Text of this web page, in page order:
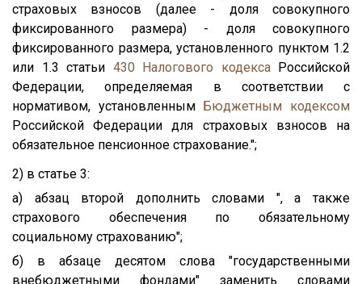
страховых взносов (далее - доля совокупного
фиксированного размера) - доля совокупного
фиксированного размера, установленного пунктом 1.2
или 1.3 статьи 430 Налогового кодексаРоссийской
Федерации, определяемая в соответствии с
нормативом, установленным Бюджетным кодексом
Российской Федерации для страховых взносов на
обязательное пенсионное страхование.";
2) в статье 3:
а) абзац второй дополнить словами ", а также
страхового обеспечения по обязательному
социальному страхованию";
б) в абзаце десятом слова "государственными
внебюджетными фондами" заменить словами